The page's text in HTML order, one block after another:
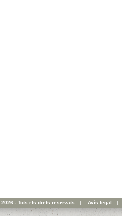
2026 - Tots els drets reservats | Avís legal |